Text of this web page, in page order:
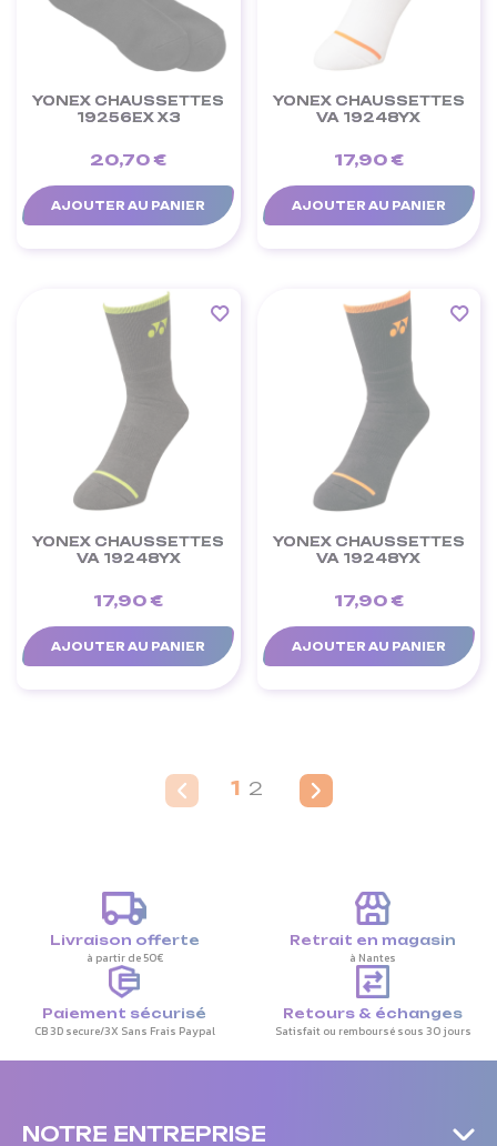
YONEX CHAUSSETTES
19256EX X3
20,70 €
AJOUTER AU PANIER
YONEX CHAUSSETTES
VA 19248YX
17,90 €
AJOUTER AU PANIER
YONEX CHAUSSETTES
VA 19248YX
17,90 €
AJOUTER AU PANIER
YONEX CHAUSSETTES
VA 19248YX
17,90 €
AJOUTER AU PANIER
1 2
Livraison offerte
à partir de 50€
Retrait en magasin
à Nantes
Paiement sécurisé
CB 3D secure/3X Sans Frais Paypal
Retours & échanges
Satisfait ou remboursé sous 30 jours
NOTRE ENTREPRISE